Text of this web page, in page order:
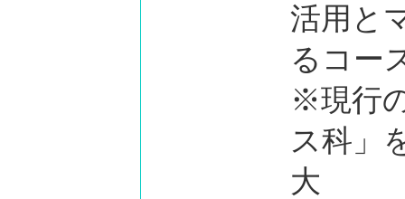
活用と
るコー
※現行
ス科」
大